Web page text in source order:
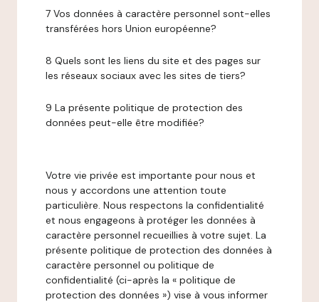
7 Vos données à caractère personnel sont-elles
transférées hors Union européenne?
8 Quels sont les liens du site et des pages sur
les réseaux sociaux avec les sites de tiers?
9 La présente politique de protection des
données peut-elle être modifiée?
Votre vie privée est importante pour nous et
nous y accordons une attention toute
particulière. Nous respectons la confidentialité
et nous engageons à protéger les données à
caractère personnel recueillies à votre sujet. La
présente politique de protection des données à
caractère personnel ou politique de
confidentialité (ci-après la « politique de
protection des données ») vise à vous informer